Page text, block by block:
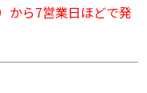
から7営業日ほどで発